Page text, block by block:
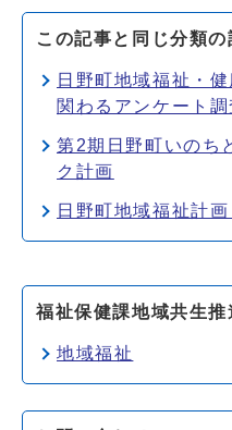
この記事と同じ分類の
日野町地域福祉・
関わるアンケート調
第2期日野町いのち
ク計画
日野町地域福祉計画
福祉保健課地域共生推
地域福祉